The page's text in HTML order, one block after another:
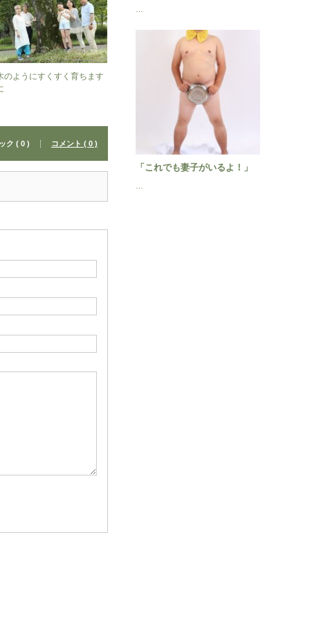
のようにすくすく育ちます
ク ( 0 ) コメント ( 0 )
「これでも妻子がいるよ！」